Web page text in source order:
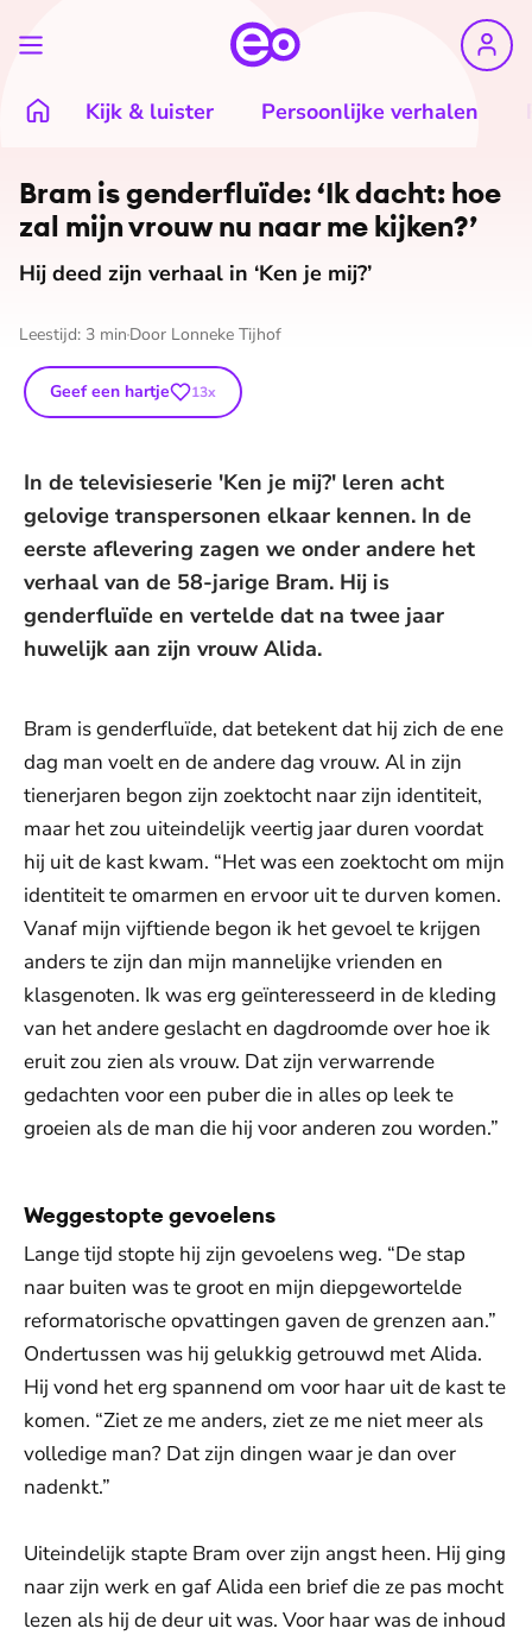
Kijk & luister Persoonlijke verhalen
Bram is genderfluïde: ‘Ik dacht: hoe
zal mijn vrouw nu naar me kijken?’
Hij deed zijn verhaal in ‘Ken je mij?’
Leestijd: 3 min Door Lonneke Tijhof
Geef een hartje 13x
In de televisieserie 'Ken je mij?' leren acht
gelovige transpersonen elkaar kennen. In de
eerste aflevering zagen we onder andere het
verhaal van de 58-jarige Bram. Hij is
genderfluïde en vertelde dat na twee jaar
huwelijk aan zijn vrouw Alida.
Bram is genderfluïde, dat betekent dat hij zich de ene
dag man voelt en de andere dag vrouw. Al in zijn
tienerjaren begon zijn zoektocht naar zijn identiteit,
maar het zou uiteindelijk veertig jaar duren voordat
hij uit de kast kwam. “Het was een zoektocht om mijn
identiteit te omarmen en ervoor uit te durven komen.
Vanaf mijn vijftiende begon ik het gevoel te krijgen
anders te zijn dan mijn mannelijke vrienden en
klasgenoten. Ik was erg geïnteresseerd in de kleding
van het andere geslacht en dagdroomde over hoe ik
eruit zou zien als vrouw. Dat zijn verwarrende
gedachten voor een puber die in alles op leek te
groeien als de man die hij voor anderen zou worden.”
Weggestopte gevoelens
Lange tijd stopte hij zijn gevoelens weg. “De stap
naar buiten was te groot en mijn diepgewortelde
reformatorische opvattingen gaven de grenzen aan.”
Ondertussen was hij gelukkig getrouwd met Alida.
Hij vond het erg spannend om voor haar uit de kast te
komen. “Ziet ze me anders, ziet ze me niet meer als
volledige man? Dat zijn dingen waar je dan over
nadenkt.”
Uiteindelijk stapte Bram over zijn angst heen. Hij ging
naar zijn werk en gaf Alida een brief die ze pas mocht
lezen als hij de deur uit was. Voor haar was de inhoud